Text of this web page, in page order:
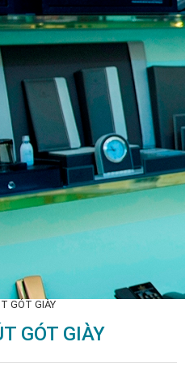
GÓT GIÀY
GÓT GIÀY